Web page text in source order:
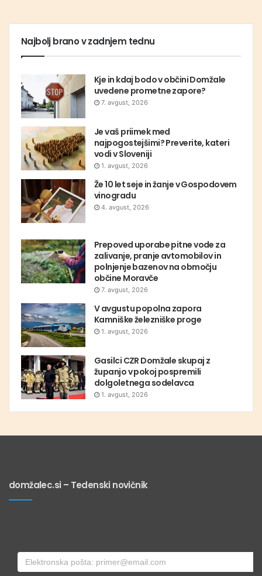
Najbolj brano v zadnjem tednu
Kje in kdaj bodo v občini Domžale
uvedene prometne zapore?
7. avgust, 2026
Je vaš priimek med
najpogostejšimi? Preverite, kateri
vodi v Sloveniji
1. avgust, 2026
Že 10 let seje in žanje v Gospodovem
vinogradu
4. avgust, 2026
Prepoved uporabe pitne vode za
zalivanje, pranje avtomobilov in
polnjenje bazenov na območju
občine Moravče
7. avgust, 2026
V avgustu popolna zapora
Kamniške železniške proge
1. avgust, 2026
Gasilci CZR Domžale skupaj z
županjo v pokoj pospremili
dolgoletnega sodelavca
1. avgust, 2026
domžalec.si – Tedenski novičnik